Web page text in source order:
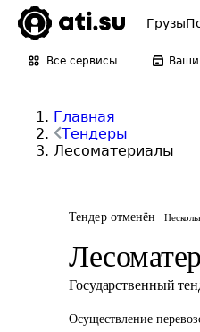
Грузы
Все сервисы Ваши
Главная
Тендеры
Лесоматериалы
Тендер отменён
Государственный
Осуществление